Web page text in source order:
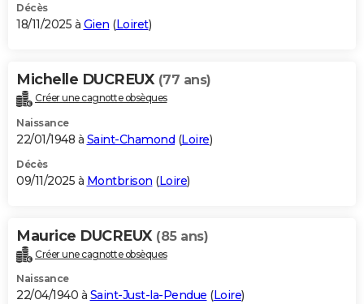
Décès
18/11/2025 à Gien (Loiret)
Michelle DUCREUX (77 ans)
Créer une cagnotte obsèques
Naissance
22/01/1948 à Saint-Chamond (Loire)
Décès
09/11/2025 à Montbrison (Loire)
Maurice DUCREUX (85 ans)
Créer une cagnotte obsèques
Naissance
22/04/1940 à Saint-Just-la-Pendue (Loire)